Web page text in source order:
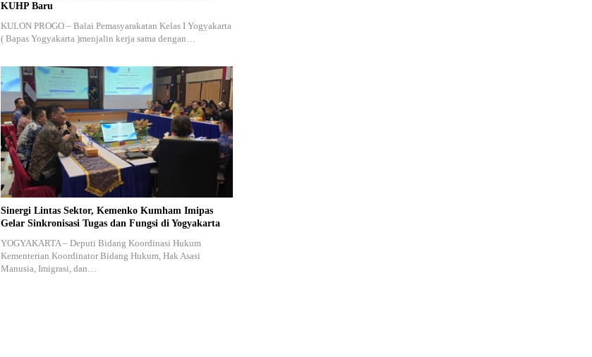
KUHP Baru
KULON PROGO – Balai Pemasyarakatan Kelas I Yogyakarta
( Bapas Yogyakarta )menjalin kerja sama dengan…
Sinergi Lintas Sektor, Kemenko Kumham Imipas
Gelar Sinkronisasi Tugas dan Fungsi di Yogyakarta
YOGYAKARTA – Deputi Bidang Koordinasi Hukum
Kementerian Koordinator Bidang Hukum, Hak Asasi
Manusia, Imigrasi, dan…